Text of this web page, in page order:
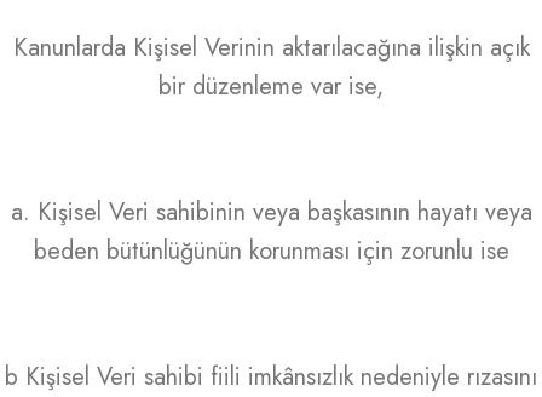
Kanunlarda Kişisel Verinin aktarılacağına ilişkin açık
bir düzenleme var ise,
a. Kişisel Veri sahibinin veya başkasının hayatı veya
beden bütünlüğünün korunması için zorunlu ise
b Kişisel Veri sahibi fiili imkânsızlık nedeniyle rızasını